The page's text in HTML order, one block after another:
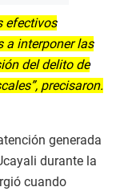
efectivos
a interponer las
del delito de
precisaron.
generada
durante la
cuando